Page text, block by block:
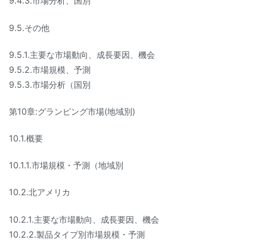
9.5.その他
9.5.1.主要な市場動向、成長要因、機会
9.5.2.市場規模、予測
9.5.3.市場分析（国別
第10章:グランピング市場(地域別)
10.1.概要
10.1.1.市場規模・予測（地域別
10.2.北アメリカ
10.2.1.主要な市場動向、成長要因、機会
10.2.2.製品タイプ別市場規模・予測